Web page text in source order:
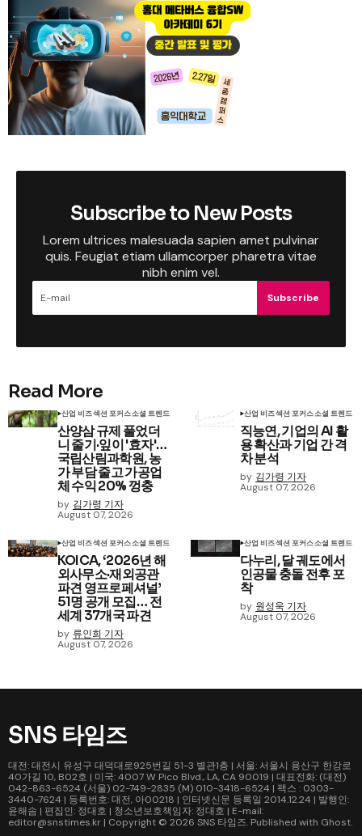
Subscribe to New Posts
Lorem ultrices malesuada sapien amet pulvinar
quis. Feugiat etiam ullamcorper pharetra vitae
nibh enim vel.
Subscribe
Read More
산업 비즈섹션 포커스소셜 트렌드
산양삼 규제 풀었더
니 줄기·잎이 '효자'…
국립산림과학원, 농
가 부담 줄고 가공업
체 수익 20% 껑충
by 김가령 기자
August 07, 2026
산업 비즈섹션 포커스소셜 트렌드
직능연, 기업의 AI 활
용 확산과 기업 간 격
차 분석
by 김가령 기자
August 07, 2026
산업 비즈섹션 포커스소셜 트렌드
KOICA, ‘2026년 해
외사무소·재외공관
파견 영프로페셔널’
51명 공개 모집… 전
세계 37개국 파견
by 류인희 기자
August 07, 2026
산업 비즈섹션 포커스소셜 트렌드
다누리, 달 궤도에서
인공물 충돌 전후 포
착
by 원성욱 기자
August 07, 2026
SNS 타임즈
대전: 대전시 유성구 대덕대로925번길 51-3 별관1층 | 서울: 서울시 용산구 한강로
40가길 10, B02호 | 미국: 4007 W Pico Blvd., LA, CA 90019 | 대표전화: (대전)
042-863-6524 (서울) 02-749-2835 (M) 010-3418-6524 | 팩스 : 0303-
3440-7624 | 등록번호: 대전, 아00218 | 인터넷신문 등록일 2014.12.24 | 발행인:
윤해솜 | 편집인: 정대호 | 청소년보호책임자: 정대호 | E-mail:
editor@snstimes.kr | Copyright © 2026 SNS 타임즈. Published with Ghost.